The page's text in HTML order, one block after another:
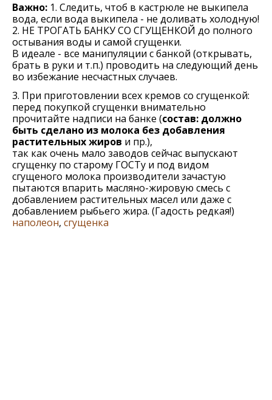
Важно: 1. Следить, чтоб в кастрюле не выкипела
вода, если вода выкипела - не доливать холодную!
2. НЕ ТРОГАТЬ БАНКУ СО СГУЩЕНКОЙ до полного
остывания воды и самой сгущенки.
В идеале - все манипуляции с банкой (открывать,
брать в руки и т.п.) проводить на следующий день
во избежание несчастных случаев.
3. При приготовлении всех кремов со сгущенкой:
перед покупкой сгущенки внимательно
прочитайте надписи на банке (состав: должно
быть сделано из молока без добавления
растительных жиров и пр.),
так как очень мало заводов сейчас выпускают
сгущенку по старому ГОСТу и под видом
сгущеного молока производители зачастую
пытаются впарить масляно-жировую смесь с
добавлением растительных масел или даже с
добавлением рыбьего жира. (Гадость редкая!)
наполеон, сгущенка